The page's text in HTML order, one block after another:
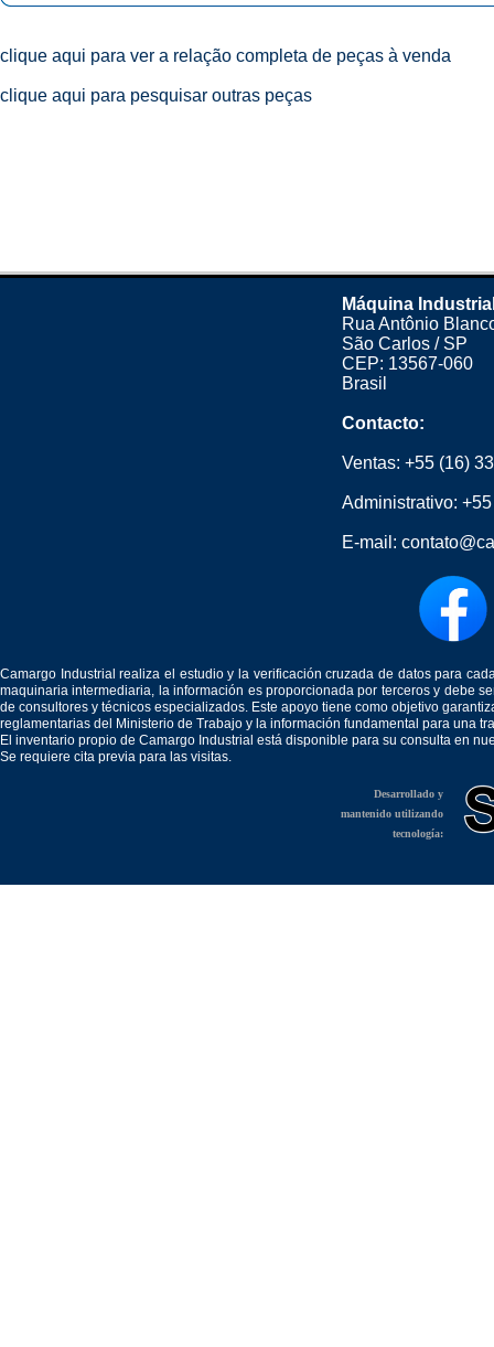
clique aqui para ver a relação completa de peças à venda
clique aqui para pesquisar outras peças
Máquina
Rua Antônio
São Carlos / SP
CEP: 13567-060
Brasil
Contacto:
Ventas: +55 (16)
Administrativo:
E-mail:
Camargo Industrial realiza el estudio y la verificación cruzada de datos para
maquinaria intermediaria, la información es proporcionada por terceros y debe
de consultores y técnicos especializados. Este apoyo tiene como objetivo
reglamentarias del Ministerio de Trabajo y la información fundamental para una
El inventario propio de Camargo Industrial está disponible para su consulta en
Se requiere cita previa para las visitas.
Desarrollado y
mantenido utilizando
tecnología: